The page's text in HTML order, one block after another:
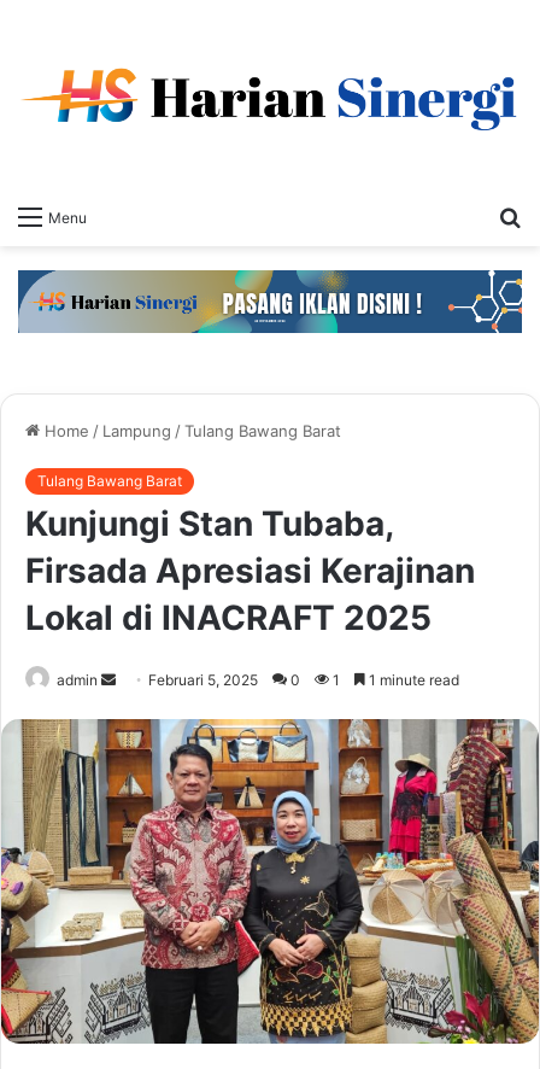
Menu
Home / Lampung /Tulang Bawang Barat
Tulang Bawang Barat
Kunjungi Stan Tubaba,
Firsada Apresiasi Kerajinan
Lokal di INACRAFT 2025
admin
Send
email
Februari 5, 2025 0 1 1 minute read